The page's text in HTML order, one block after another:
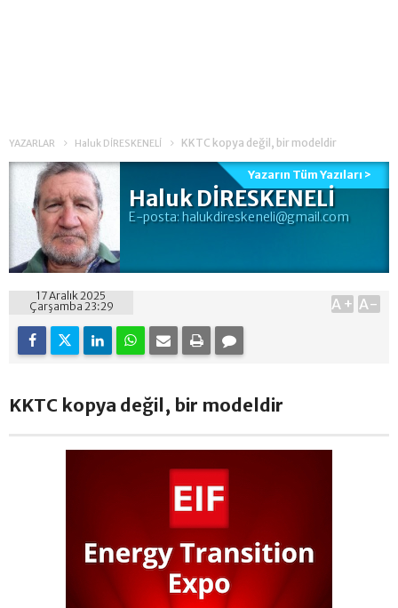
YAZARLAR Haluk DİRESKENELİ KKTC kopya değil, bir modeldir
Haluk DİRESKENELİ
E-posta: halukdireskeneli@gmail.com
Yazarın Tüm Yazıları >
17 Aralık 2025
Çarşamba 23:29
A+ A-
KKTC kopya değil, bir modeldir